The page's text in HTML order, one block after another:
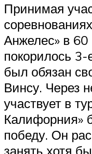
Принимая
Анжелес» в 60
покорилось 3-
был обязан
Винсу. Через
участвует в
Калифорния»
победу. Он
занять хотя